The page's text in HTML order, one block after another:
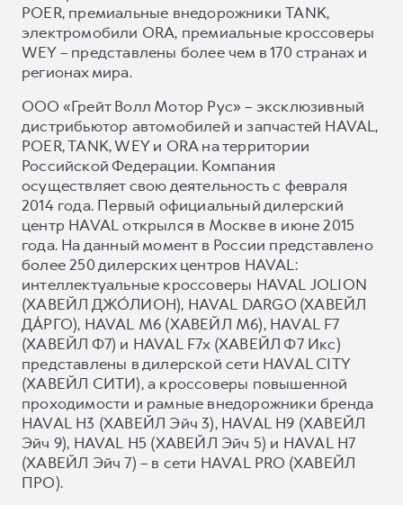
POER, премиальные внедорожники TANK,
электромобили ORA, премиальные кроссоверы
WEY – представлены более чем в 170 странах и
регионах мира.
ООО «Грейт Волл Мотор Рус» – эксклюзивный
дистрибьютор автомобилей и запчастей HAVAL,
POER, TANK, WEY и ORA на территории
Российской Федерации. Компания
осуществляет свою деятельность с февраля
2014 года. Первый официальный дилерский
центр HAVAL открылся в Москве в июне 2015
года. На данный момент в России представлено
более 250 дилерских центров HAVAL:
интеллектуальные кроссоверы HAVAL JOLION
(ХАВЕЙЛ ДЖО́ЛИОН), HAVAL DARGO (ХАВЕЙЛ
ДА́РГО), HAVAL М6 (ХАВЕЙЛ M6), HAVAL F7
(ХАВЕЙЛ Ф7) и HAVAL F7x (ХАВЕЙЛ Ф7 Икс)
представлены в дилерской сети HAVAL CITY
(ХАВЕЙЛ СИТИ), а кроссоверы повышенной
проходимости и рамные внедорожники бренда
HAVAL H3 (ХАВЕЙЛ Эйч 3), HAVAL H9 (ХАВЕЙЛ
Эйч 9), HAVAL H5 (ХАВЕЙЛ Эйч 5) и HAVAL H7
(ХАВЕЙЛ Эйч 7) – в сети HAVAL PRO (ХАВЕЙЛ
ПРО).